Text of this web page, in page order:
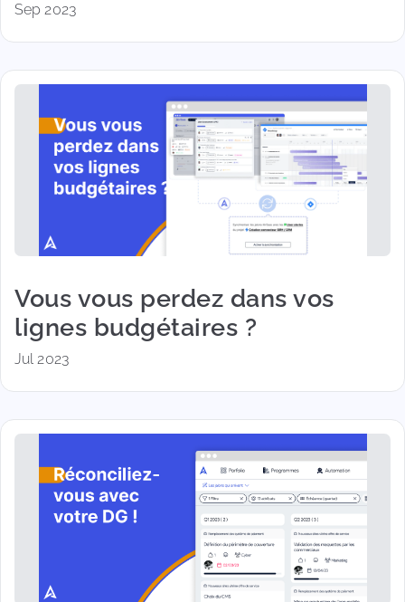
Sep 2023
Vous vous perdez dans vos
lignes budgétaires ?
Jul 2023